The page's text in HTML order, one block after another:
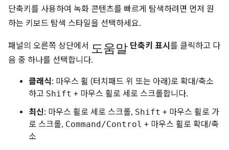
단축키를 사용하여 녹화 콘텐츠를 빠르게 탐색하려면 먼저 원
하는 키보드 탐색 스타일을 선택하세요.
패널의 오른쪽 상단에서 도움말 단축키 표시 를 클릭하고 다
음 중 하나를 선택합니다.
클래식: 마우스 휠 (터치패드 위 또는 아래)로 확대/축소
하고 Shift + 마우스 휠로 세로 스크롤합니다.
최신: 마우스 휠로 세로 스크롤, Shift + 마우스 휠로 가
로 스크롤, Command/Control + 마우스 휠로 확대/축
소